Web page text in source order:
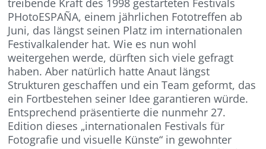
treibende Kraft des 1998 gestarteten Festivals
PHotoESPAÑA, einem jährlichen Fototreffen ab
Juni, das längst seinen Platz im internationalen
Festivalkalender hat. Wie es nun wohl
weitergehen werde, dürften sich viele gefragt
haben. Aber natürlich hatte Anaut längst
Strukturen geschaffen und ein Team geformt, das
ein Fortbestehen seiner Idee garantieren würde.
Entsprechend präsentierte die nunmehr 27.
Edition dieses „internationalen Festivals für
Fotografie und visuelle Künste“ in gewohnter